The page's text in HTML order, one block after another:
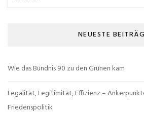
NEUESTE
Wie das Bündnis 90 zu den Grünen kam
Legalität, Legitimität, Effizienz –
Friedenspolitik